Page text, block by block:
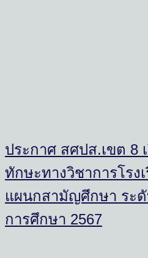
ประกาศ สศปส.เขต 8
ทักษะทางวิชาการโรง
แผนกสามัญศึกษา ระดั
การศึกษา 2567